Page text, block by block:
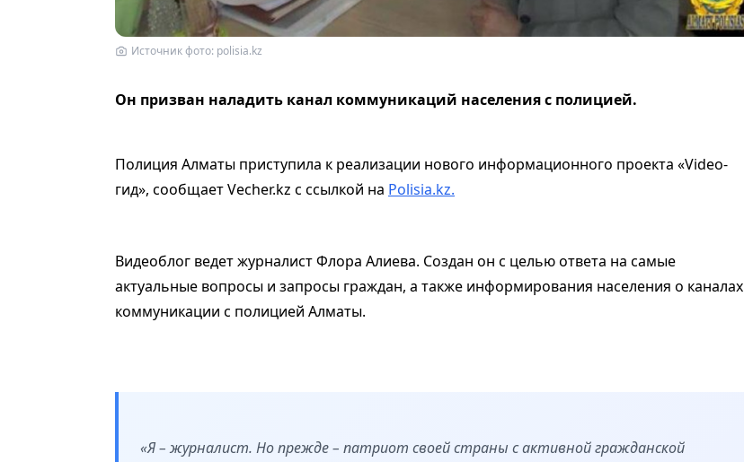
Источник фото: polisia.kz
Он призван наладить канал коммуникаций населения с полицией.
Полиция Алматы приступила к реализации нового информационного проекта «Video-
гид», сообщает Vecher.kz с ссылкой на Polisia.kz.
Видеоблог ведет журналист Флора Алиева. Создан он с целью ответа на самые
актуальные вопросы и запросы граждан, а также информирования населения о каналах
коммуникации с полицией Алматы.
«Я – журналист. Но прежде – патриот своей страны с активной гражданской